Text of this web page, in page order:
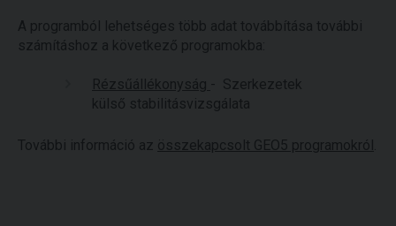
A programból lehetséges több adat továbbítása további
számításhoz a következő programokba:
Rézsűállékonyság - Szerkezetek
külső stabilitásvizsgálata
További információ az összekapcsolt GEO5 programokról